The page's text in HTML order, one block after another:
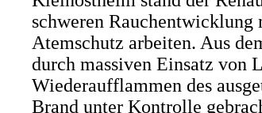
schweren Rauchentwicklung
Atemschutz arbeiten. Aus
durch massiven Einsatz von
Wiederaufflammen des
Brand unter Kontrolle